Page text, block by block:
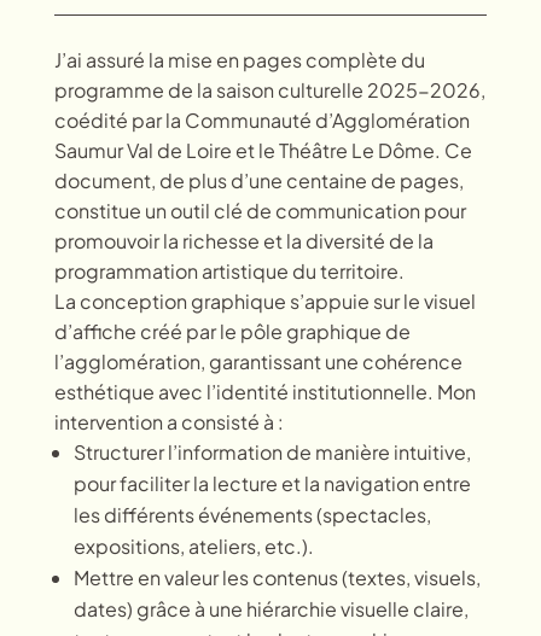
J’ai assuré la mise en pages complète du
programme de la saison culturelle 2025-2026,
coédité par la Communauté d’Agglomération
Saumur Val de Loire et le Théâtre Le Dôme. Ce
document, de plus d’une centaine de pages,
constitue un outil clé de communication pour
promouvoir la richesse et la diversité de la
programmation artistique du territoire.
La conception graphique s’appuie sur le visuel
d’affiche créé par le pôle graphique de
l’agglomération, garantissant une cohérence
esthétique avec l’identité institutionnelle. Mon
intervention a consisté à :
Structurer l’information de manière intuitive,
pour faciliter la lecture et la navigation entre
les différents événements (spectacles,
expositions, ateliers, etc.).
Mettre en valeur les contenus (textes, visuels,
dates) grâce à une hiérarchie visuelle claire,